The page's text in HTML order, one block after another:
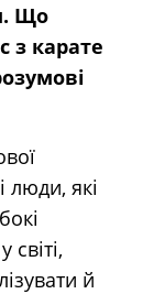
Що
з карате
люди, які
й